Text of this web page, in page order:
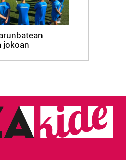
jokoan